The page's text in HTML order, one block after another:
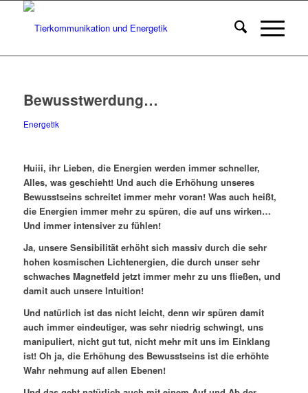
Bewusstwerdung…
Energetik
Huiii, ihr Lieben, die Energien werden immer schneller,
Alles, was geschieht! Und auch die Erhöhung unseres
Bewusstseins schreitet immer mehr voran! Was auch heißt,
die Energien immer mehr zu spüren, die auf uns wirken…
Und immer intensiver zu fühlen!
Ja, unsere Sensibilität erhöht sich massiv durch die sehr
hohen kosmischen Lichtenergien, die durch unser sehr
schwaches Magnetfeld jetzt immer mehr zu uns fließen, und
damit auch unsere Intuition!
Und natürlich ist das nicht leicht, denn wir spüren damit
auch immer eindeutiger, was sehr niedrig schwingt, uns
manipuliert, nicht gut tut, nicht mehr mit uns im Einklang
ist! Oh ja, die Erhöhung des Bewusstseins ist die erhöhte
Wahr nehmung auf allen Ebenen!